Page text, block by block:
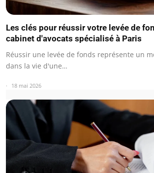
Les clés pour réussir votre levée de
cabinet d'avocats spécialisé à Paris
Réussir une levée de fonds représente un
dans la vie d'une…
18 mai 2026